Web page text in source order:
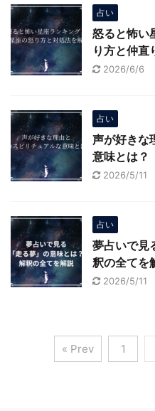
占い
怒ると怖い
り方と仲直
2026/6/6
占い
声が好きな
意味とは？
2026/5/11
占い
夢占いで見
釈の全てを
2026/5/11
« Prev 1